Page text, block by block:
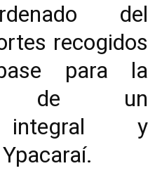
del
recogidos
para la
de un
integral y